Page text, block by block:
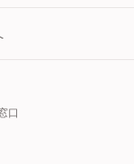
口